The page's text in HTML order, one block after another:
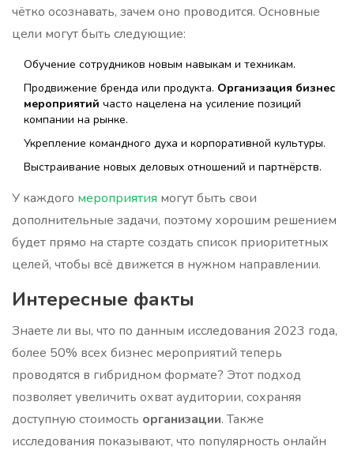
чётко осознавать, зачем оно проводится. Основные
цели могут быть следующие:
Обучение сотрудников новым навыкам и техникам.
Продвижение бренда или продукта. Организация бизнес
мероприятий часто нацелена на усиление позиций
компании на рынке.
Укрепление командного духа и корпоративной культуры.
Выстраивание новых деловых отношений и партнёрств.
У каждого мероприятия могут быть свои
дополнительные задачи, поэтому хорошим решением
будет прямо на старте создать список приоритетных
целей, чтобы всё движется в нужном направлении.
Интересные факты
Знаете ли вы, что по данным исследования 2023 года,
более 50% всех бизнес мероприятий теперь
проводятся в гибридном формате? Этот подход
позволяет увеличить охват аудитории, сохраняя
доступную стоимость организации. Также
исследования показывают, что популярность онлайн